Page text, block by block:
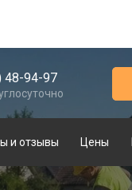
48-94-97
и отзывы Цены